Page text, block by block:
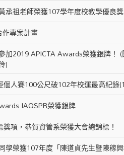
承祖老師榮獲107學年度校教學優良獎
專案計畫
加2019 APICTA Awards榮獲銀牌！
)
人賽100公尺破102年校運最高紀錄
IAQSPR榮獲銀牌
項，恭賀資管系榮獲大會總錦標！
學榮獲107年度「陳道貞先生暨陳稼